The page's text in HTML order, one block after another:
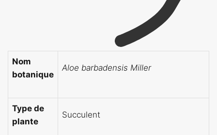
Nom
botanique
Aloe barbadensis Miller
Type de
plante
Succulent